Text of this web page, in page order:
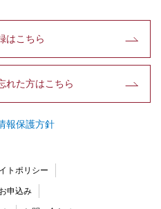
はこちら
れた方はこちら
報保護方針
トポリシー
申込み